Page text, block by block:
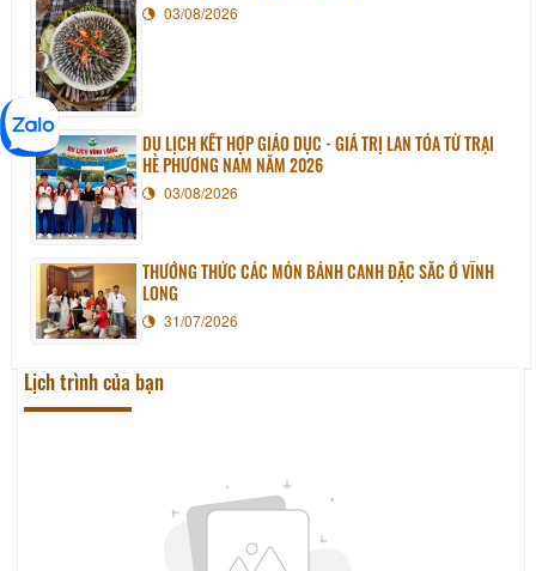
03/08/2026
DU LỊCH KẾT HỢP GIÁO DỤC - GIÁ TRỊ LAN TỎA TỪ TRẠI
HÈ PHƯƠNG NAM NĂM 2026
03/08/2026
THƯỞNG THỨC CÁC MÓN BÁNH CANH ĐẶC SẮC Ở VĨNH
LONG
31/07/2026
Lịch trình của bạn